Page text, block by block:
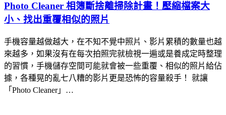
Photo Cleaner 相簿斷捨離掃除計畫！壓縮檔案大
小、找出重覆相似的照片
手機容量越做越大，在不知不覺中照片、影片累積的數量也越
來越多，如果沒有在每次拍照完就檢視一遍或是養成定時整理
的習慣，手機儲存空間可能就會被一些重覆、相似的照片給佔
據，各種晃的亂七八糟的影片更是恐怖的容量殺手！ 就讓
「Photo Cleaner」…